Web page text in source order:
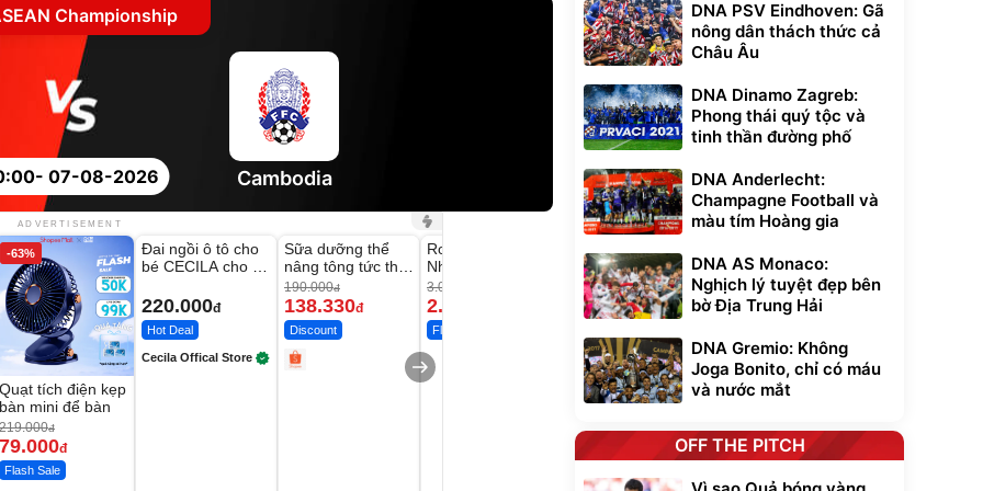
Championship
- 07-08-2026 Cambodia
ADVERTISEMENT
-63%
Quạt tích điện kẹp
bàn mini để bàn
219.000đ
79.000đ
Flash Sale
Đai ngồi ô tô cho
bé CECILA cho bé
220.000đ
Hot Deal
Cecila Offical Store
-27%
Sữa dưỡng thể
nâng tông tức thì
Vaseline Body
190.000đ
138.330đ
Discount
Robot Hút Bụi Lau
Nhà - D2-001 -
Thông Minh
3.000.000
2.200.000
Flash Sale
Unmute
Khung Nhôm
9066 Size
20/24/28 Cao Cấp
1.000.000đ
825.000đ
Lót ghế ôtô, nâng
trong di chuyển
295.000đ
DNA PSV Eindhoven: Gã
nông dân thách thức cả
Châu Âu
DNA Dinamo Zagreb:
Phong thái quý tộc và
tinh thần đường phố
DNA Anderlecht:
Champagne Football và
màu tím Hoàng gia
DNA AS Monaco:
Nghịch lý tuyệt đẹp bên
bờ Địa Trung Hải
DNA Gremio: Không
Joga Bonito, chỉ có máu
và nước mắt
OFF THE PITCH